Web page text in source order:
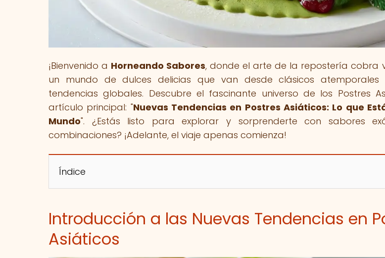
¡Bienvenido a Horneando Sabores, donde el arte de la repostería cobra
un mundo de dulces delicias que van desde clásicos
tendencias globales. Descubre el fascinante universo de los Postres
artículo principal: "Nuevas Tendencias en Postres Asiáticos: Lo que
Mundo". ¿Estás listo para explorar y sorprenderte con sabores
combinaciones? ¡Adelante, el viaje apenas comienza!
Índice
Introducción a las Nuevas Tendencias en
Asiáticos